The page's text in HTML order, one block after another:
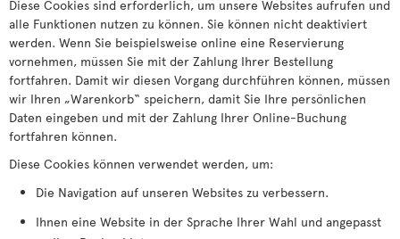
Diese Cookies sind erforderlich, um unsere Websites aufrufen und
alle Funktionen nutzen zu können. Sie können nicht deaktiviert
werden. Wenn Sie beispielsweise online eine Reservierung
vornehmen, müssen Sie mit der Zahlung Ihrer Bestellung
fortfahren. Damit wir diesen Vorgang durchführen können, müssen
wir Ihren „Warenkorb“ speichern, damit Sie Ihre persönlichen
Daten eingeben und mit der Zahlung Ihrer Online-Buchung
fortfahren können.
Diese Cookies können verwendet werden, um:
Die Navigation auf unseren Websites zu verbessern.
Ihnen eine Website in der Sprache Ihrer Wahl und angepasst